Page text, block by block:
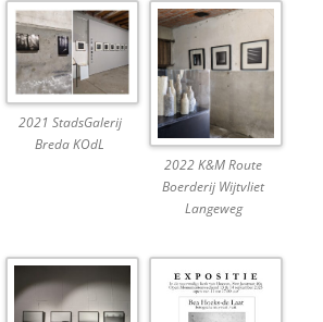
2021 StadsGalerij
Breda KOdL
2022 K&M Route
Boerderij Wijtvliet
Langeweg